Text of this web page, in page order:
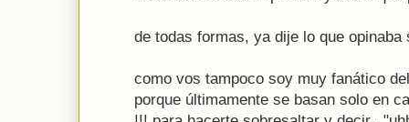
de todas formas, ya dije lo que opinaba
como vos tampoco soy muy fanático
porque últimamente se basan solo en